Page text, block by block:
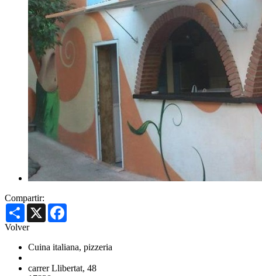
Compartir:
Share X
Volver
Cuina italiana, pizzeria
carrer Llibertat, 48